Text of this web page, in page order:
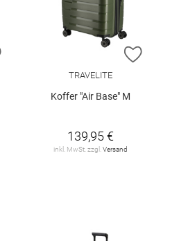
ZUR WUNSCHLISTE HINZUFÜGEN
ZUR
TRAVELITE
Koffer "Air Base" M
139,95 €
inkl. MwSt. zzgl. Versand